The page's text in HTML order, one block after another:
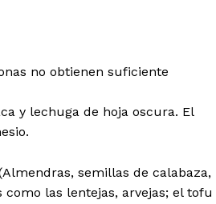
no obtienen suficiente
y lechuga de hoja oscura. El
semillas de calabaza,
las lentejas, arvejas; el tofu